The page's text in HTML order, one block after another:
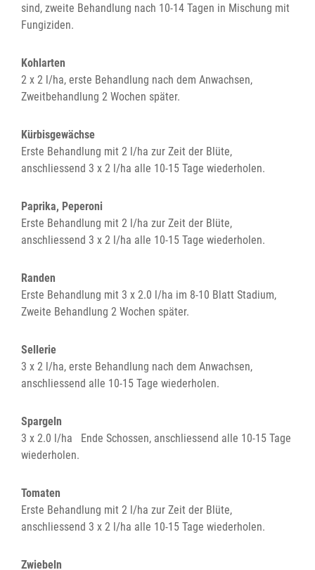
sind, zweite Behandlung nach 10-14 Tagen in Mischung mit
Fungiziden.
Kohlarten
2 x 2 l/ha, erste Behandlung nach dem Anwachsen,
Zweitbehandlung 2 Wochen später.
Kürbisgewächse
Erste Behandlung mit 2 l/ha zur Zeit der Blüte,
anschliessend 3 x 2 l/ha alle 10-15 Tage wiederholen.
Paprika, Peperoni
Erste Behandlung mit 2 l/ha zur Zeit der Blüte,
anschliessend 3 x 2 l/ha alle 10-15 Tage wiederholen.
Randen
Erste Behandlung mit 3 x 2.0 l/ha im 8-10 Blatt Stadium,
Zweite Behandlung 2 Wochen später.
Sellerie
3 x 2 l/ha, erste Behandlung nach dem Anwachsen,
anschliessend alle 10-15 Tage wiederholen.
Spargeln
3 x 2.0 l/ha Ende Schossen, anschliessend alle 10-15 Tage
wiederholen.
Tomaten
Erste Behandlung mit 2 l/ha zur Zeit der Blüte,
anschliessend 3 x 2 l/ha alle 10-15 Tage wiederholen.
Zwiebeln